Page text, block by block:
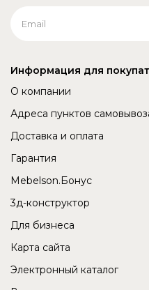
Информация для
О компании
Адреса пунктов
Доставка и оплата
Гарантия
Mebelson.Бонус
3д-конструктор
Для бизнеса
Карта сайта
Электронный каталог